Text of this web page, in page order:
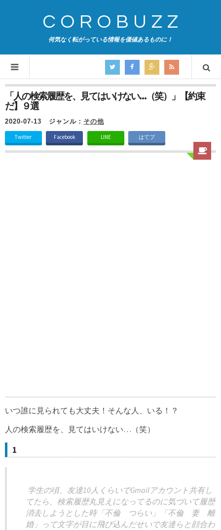
COROBUZZ
何気なく転がっている情報を価値あるものに！
「人の検索履歴を、見てはいけない…（笑）」【約束
だ】９選
2020-07-13 ジャンル： その他
Twitter Facebook LINE はてブ
いつ誰に見られても大丈夫！そんな人、いる！？
人の検索履歴を、見てはいけない…（笑）
1
学生の頃、友達10人くらいでGmailアカウント共有し
てたら、検索履歴丸見えになってるのに気づいて履歴
消去しようとした時「不倫 つらい」「不倫 妻 離
婚」って文字が目に飛び込んだせいで友達らと顔合わ